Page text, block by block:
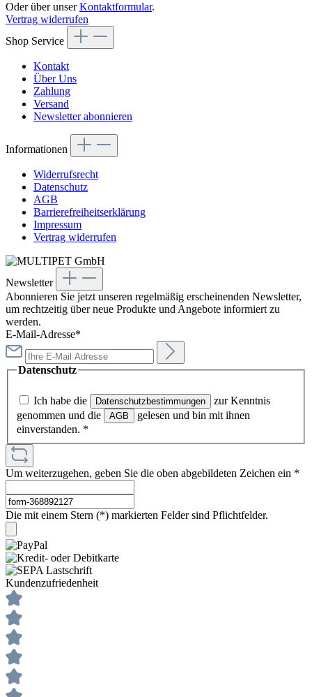
Oder über unserKontaktformular.
Vertrag widerrufen
Shop Service
Kontakt
Über Uns
Zahlung
Versand
Newsletter abonnieren
Informationen
Widerrufsrecht
Datenschutz
AGB
Barrierefreiheitserklärung
Impressum
Vertrag widerrufen
Newsletter
Abonnieren Sie jetzt unseren regelmäßig erscheinenden Newsletter,
um rechtzeitig über neue Produkte und Angebote informiert zu
werden.
E-Mail-Adresse*
Datenschutz
Ich habe die Datenschutzbestimmungen
zur Kenntnis
genommen und die
AGB
gelesen und bin mit ihnen
einverstanden. *
Um weiterzugehen, geben Sie die oben abgebildeten Zeichen ein *
Die mit einem Stern (*) markierten Felder sind Pflichtfelder.
Kundenzufriedenheit